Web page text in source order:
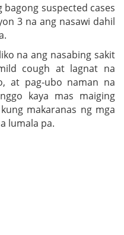
bagong suspected cases
3 na ang nasawi dahil
na ang nasabing sakit
cough at lagnat na
at pag-ubo naman na
kaya mas maiging
makaranas ng mga
lumala pa.